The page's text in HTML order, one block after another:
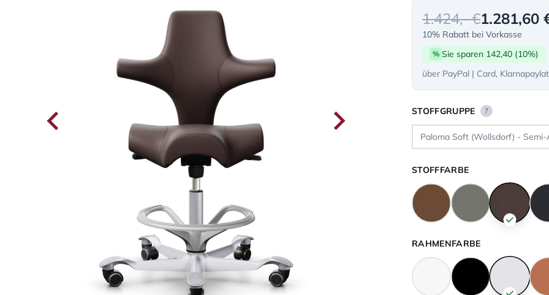
1.424,- €1.281,60
10% Rabatt bei Vorkasse
% Sie sparen 142,40 (10%)
über PayPal | Card,
STOFFGRUPPE ?
STOFFFARBE
RAHMENFARBE